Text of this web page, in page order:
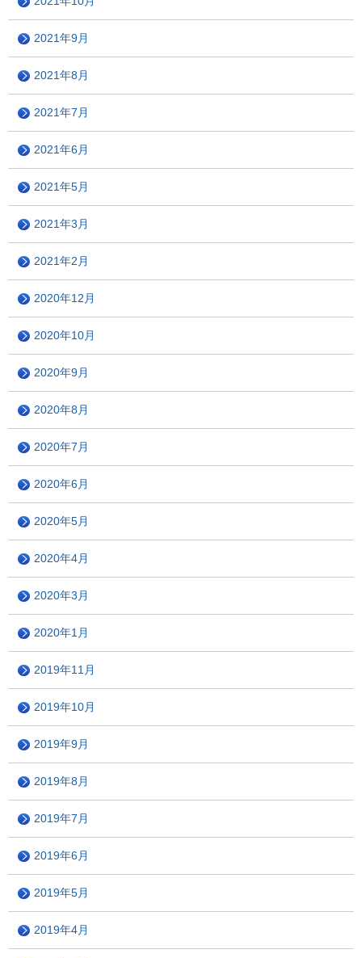
2021年9月
2021年8月
2021年7月
2021年6月
2021年5月
2021年3月
2021年2月
2020年12月
2020年10月
2020年9月
2020年8月
2020年7月
2020年6月
2020年5月
2020年4月
2020年3月
2020年1月
2019年11月
2019年10月
2019年9月
2019年8月
2019年7月
2019年6月
2019年5月
2019年4月